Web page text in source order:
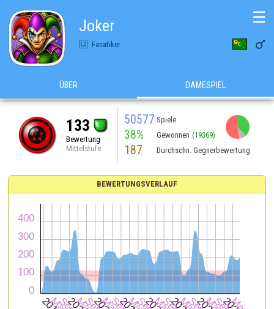
﻿Joker﻿
Fanatiker 
☰
ÜBER DAMESPIEL
133
Bewertung
Mittelstufe
50577 Spiele
38% Gewonnen (19369)
187 Durchschn. Gegnerbewertung
BEWERTUNGSVERLAUF